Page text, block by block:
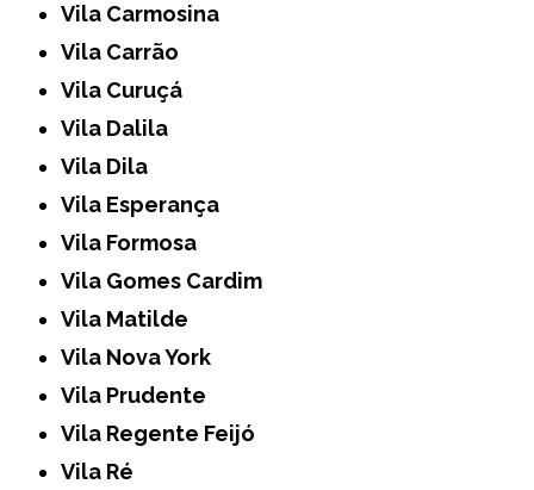
Vila Carmosina
Vila Carrão
Vila Curuçá
Vila Dalila
Vila Dila
Vila Esperança
Vila Formosa
Vila Gomes Cardim
Vila Matilde
Vila Nova York
Vila Prudente
Vila Regente Feijó
Vila Ré